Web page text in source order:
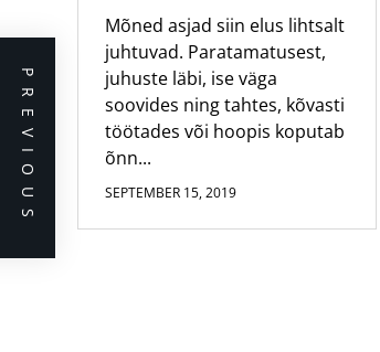
PREVIOUS
Mõned asjad siin elus lihtsalt
juhtuvad. Paratamatusest,
juhuste läbi, ise väga
soovides ning tahtes, kõvasti
töötades või hoopis koputab
õnn...
SEPTEMBER 15, 2019